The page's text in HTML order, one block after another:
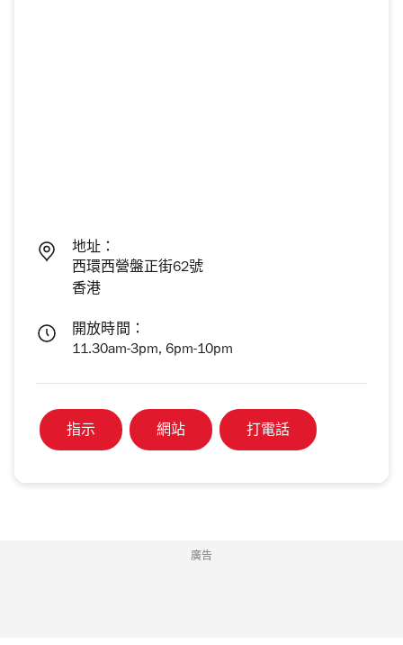
地址：
西環西營盤正街62號
香港
開放時間：
11.30am-3pm, 6pm-10pm
指示 網站 打電話
廣告